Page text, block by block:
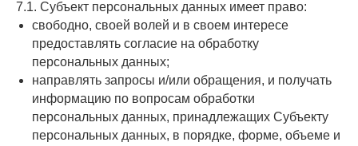
7.1. Субъект персональных данных имеет право:
свободно, своей волей и в своем интересе
предоставлять согласие на обработку
персональных данных;
направлять запросы и/или обращения, и получать
информацию по вопросам обработки
персональных данных, принадлежащих Субъекту
персональных данных, в порядке, форме, объеме и